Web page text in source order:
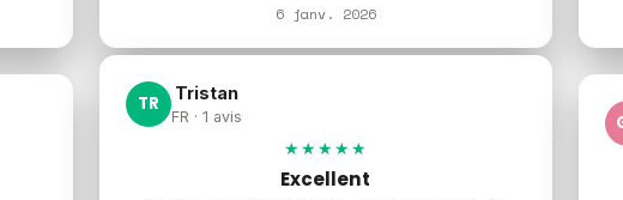
6 janv. 2026
TR Tristan
FR · 1 avis
★★★★★
Excellent